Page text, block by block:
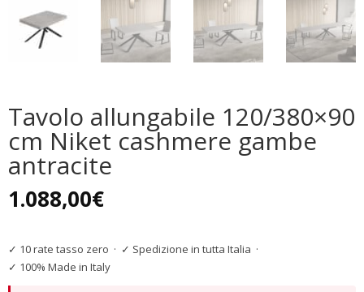
Tavolo allungabile 120/380×90
cm Niket cashmere gambe
antracite
1.088,00€
✓ 10 rate tasso zero · ✓ Spedizione in tutta Italia ·
✓ 100% Made in Italy